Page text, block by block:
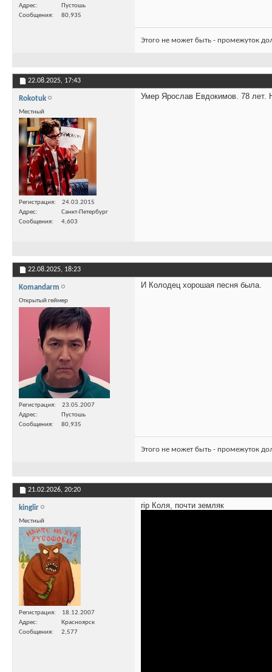
Адрес
Пустошь
Сообщения
80,935
Этого не может быть - промежуток
22.08.2025, 17:43
Rokotuk
Местный
Регистрация
24.03.2015
Адрес
Санкт-Петербург
Сообщения
4,603
Умер Ярослав Евдокимов. 78 лет.
22.08.2025, 18:23
Komandarm
Открытый геймер
Регистрация
23.05.2007
Адрес
Пустошь
Сообщения
80,935
И Колодец хорошая песня была.
Этого не может быть - промежуток
21.02.2026, 20:20
kinglir
Местный
Регистрация
18.12.2007
Адрес
Красноярск
Сообщения
2,577
rip Коля, почти земляк